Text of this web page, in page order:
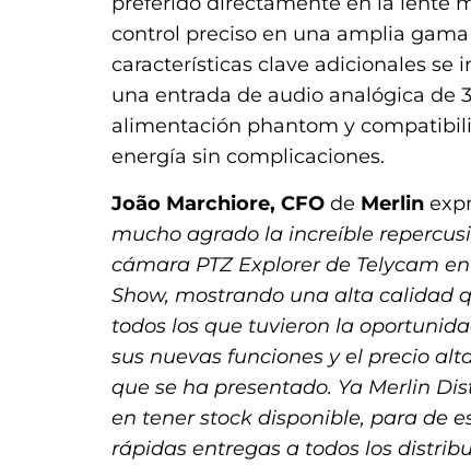
control preciso en una amplia
características clave adicionales se
una entrada de audio analógica de
alimentación phantom y
energía sin complicaciones.
João Marchiore, CFO de Merlin
mucho agrado la increíble
cámara PTZ Explorer de Telycam
Show, mostrando una alta calidad
todos los que tuvieron la
sus nuevas funciones y el precio
que se ha presentado. Ya Merlin
en tener stock disponible, para de
rápidas entregas a todos los